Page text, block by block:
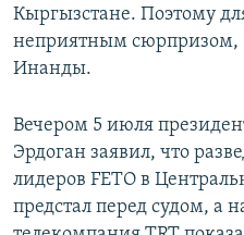
Кыргызстане. Поэтому
неприятным сюрпризом,
Инанды.
Вечером 5 июля
Эрдоган заявил, что
лидеров FETO в
предстал перед судом, а